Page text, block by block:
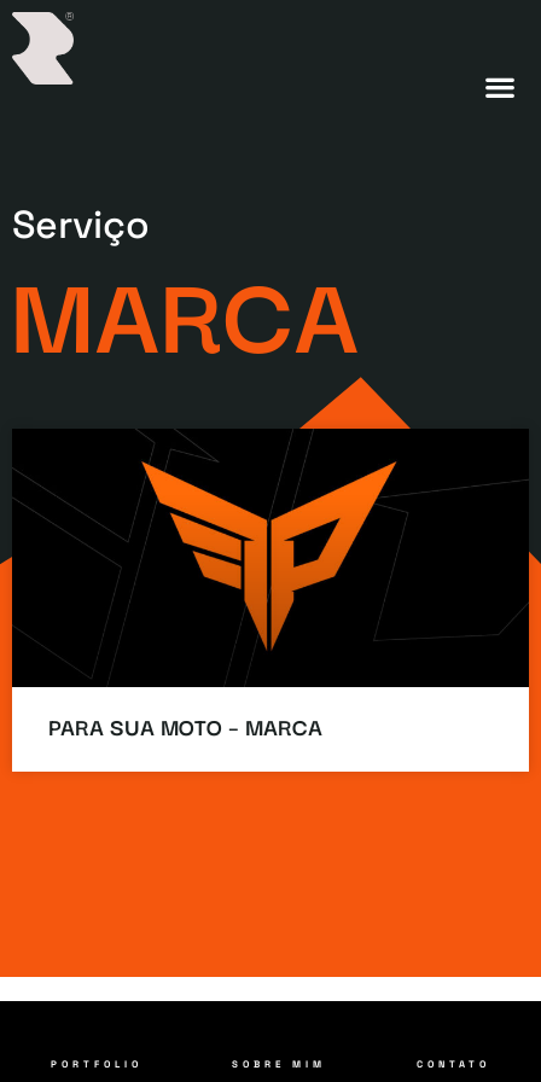
Serviço
MARCA
PARA SUA MOTO – MARCA
PORTFOLIO SOBRE MIM CONTATO